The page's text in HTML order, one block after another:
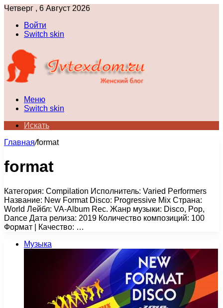
Четверг , 6 Август 2026
Войти
Switch skin
Меню
Switch skin
Искать
Главная/format
format
Категория: Compilation Исполнитель: Varied Performers
Название: New Format Disco: Progressive Mix Страна:
World Лейбл: VA-Album Rec. Жанр музыки: Disco, Pop,
Dance Дата релиза: 2019 Количество композиций: 100
Формат | Качество: …
Музыка